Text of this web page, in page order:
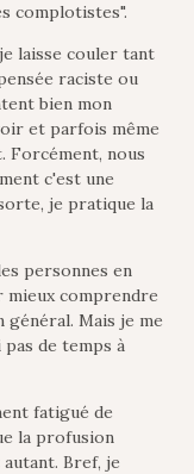
complotistes".
laisse couler tant
raciste ou
bien mon
et parfois même
Forcément, nous
c'est une
je pratique la
personnes en
mieux comprendre
Mais je me
de temps à
fatigué de
la profusion
Bref, je